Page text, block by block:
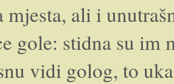
mjesta, ali i
gole: stidna su im
vidi golog, to